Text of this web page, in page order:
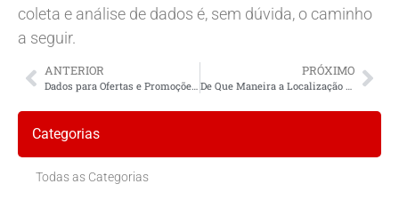
coleta e análise de dados é, sem dúvida, o caminho
a seguir.
ANTERIOR
Dados para Ofertas e Promoções Eficazes
PRÓXIMO
De Que Maneira a Localização Geográfica Influencia a Otimização do Site?
Categorias
Todas as Categorias